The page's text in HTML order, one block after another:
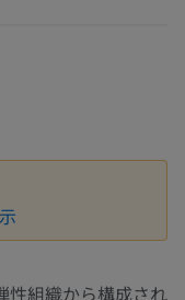
性組織から構成され